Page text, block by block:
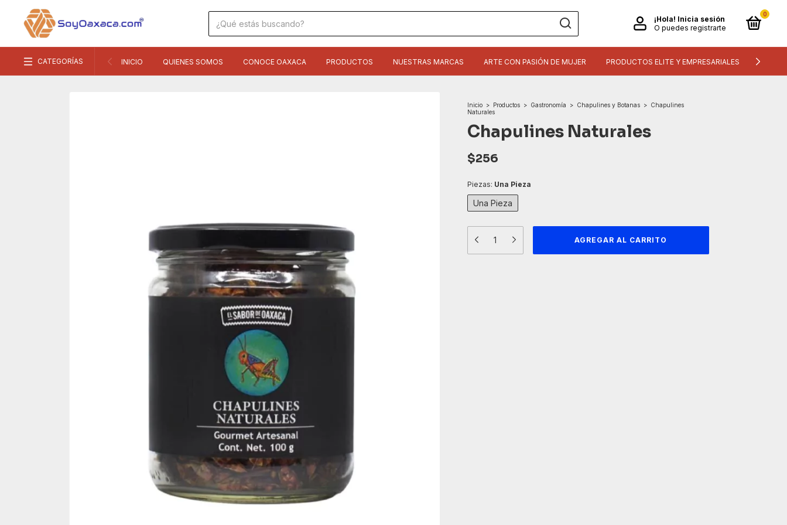
¡Hola! Inicia sesión
O puedes registrarte
0
CATEGORÍAS INICIO QUIENES SOMOS CONOCE OAXACA PRODUCTOS NUESTRAS MARCAS ARTE CON PASIÓN DE MUJER PRODUCTOS ELITE Y EMPRESARIALES
Inicio > Productos > Gastronomía > Chapulines y Botanas > Chapulines
Naturales
Chapulines Naturales
$256
Piezas: Una Pieza
Una Pieza